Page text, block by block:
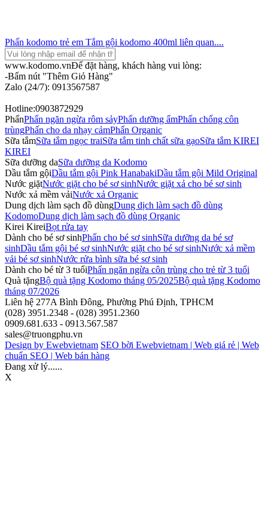
Phấn kodomo trẻ em Tắm gội kodomo 400ml liên quan....
www.kodomo.vnĐể đặt hàng, khách hàng vui lòng:
-Bấm nút "Thêm Giỏ Hàng"
Zalo (24/7): 0913567587
Hotline:0903872929
PhấnPhấn ngăn ngừa rôm sảyPhấn dưỡng ẩmPhấn chống côn
trùngPhấn cho da nhạy cảmPhấn Organic
Sữa tắmSữa tắm ngọc traiSữa tắm tinh chất sữa gạoSữa tắm KIREI
KIREI
Sữa dưỡng daSữa dưỡng da Kodomo
Dầu tắm gộiDầu tắm gội Pink HanabakiDầu tắm gội Mild Original
Nước giặtNước giặt cho bé sơ sinhNước giặt xả cho bé sơ sinh
Nước xả mềm vảiNước xả Organic
Dung dịch làm sạch đồ dùngDung dịch làm sạch đồ dùng
KodomoDung dịch làm sạch đồ dùng Organic
Kirei KireiBọt rửa tay
Dành cho bé sơ sinhPhấn cho bé sơ sinhSữa dưỡng da bé sơ
sinhDầu tắm gội bé sơ sinhNước giặt cho bé sơ sinhNước xả mềm
vải bé sơ sinhNước rửa bình sữa bé sơ sinh
Dành cho bé từ 3 tuổiPhấn ngăn ngừa côn trùng cho trẻ từ 3 tuổi
Quà tặngBộ quà tặng Kodomo tháng 05/2025Bộ quà tặng Kodomo
tháng 07/2026
Liên hệ 277A Bình Đông, Phường Phú Định, TPHCM
(028) 3951.2348 - (028) 3951.2360
0909.681.633 - 0913.567.587
sales@truongphu.vn
Design by Ewebvietnam SEO bời Ewebvietnam | Web giá rẻ | Web
chuẩn SEO | Web bán hàng
Đang xử lý......
X